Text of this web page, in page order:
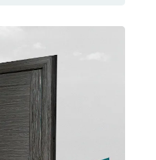
سنلقي نظرة عن معايير